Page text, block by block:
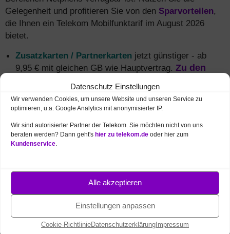
Datenschutz Einstellungen
Wir verwenden Cookies, um unsere Website und unseren Service zu
optimieren, u.a. Google Analytics mit anonymisierter IP.
Wir sind autorisierter Partner der Telekom. Sie möchten nicht von uns
beraten werden? Dann geht's hier zu telekom.de oder hier zum
Kundenservice
Alle akzeptieren
Einstellungen anpassen
Cookie-RichtlinieDatenschutzerklärungImpressum
Gelegenheit und profitieren Sie von den Sparvorteilen,
die Ihnen ein Telekom Mobilfunktarif im August 2026
bietet.
Zusatzkarten / Partnerkarten jetzt günstiger - ab
9,95 € mit gleichen GB wie Hauptvertrag. Zu den
Auf Wunschneues Handy(z.B. iPhone / Samsung)
zum Vorzugspreis mitbestellen.Zur Auswahl
Fürjunge Leute unter 28 Jahrendoppeltes Volumen
und monatlich sparen.Infos und Bestellung
5 € sparen + mehr Daten.Alle MagentaEINS